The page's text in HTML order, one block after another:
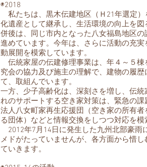
◉2018
私たちは、黒木伝建地区（Ｈ21年選定
化遺産として継承し、生活環境の向上を
併後は、同じ市内となった八女福島地区
進めています。今年は、さらに活動の充
動展開を模索しています。
伝統家屋の伝建修理事業は、年４～５
究会の協力及び施主の理解で、建物の履
て、取組んでいます。
一方、少子高齢化は、深刻さを増し、伝
れのサポートする空き家対策は、緊急の
法人八女町家再生応援団（空き家の所有
る団体）などと情報交換をしつつ対応を模
2012年7月14日に発生した九州北部豪雨
メドがたっていませんが、各方面から惜
ていきます。